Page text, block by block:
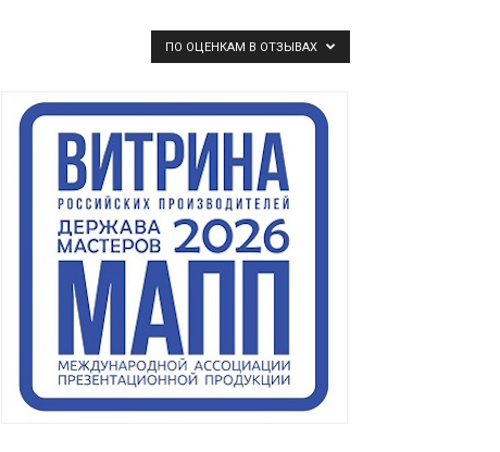
ПО ОЦЕНКАМ В ОТЗЫВАХ